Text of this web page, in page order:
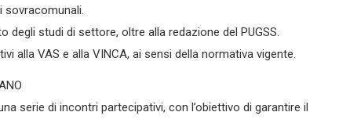
sovracomunali.
degli studi di settore, oltre alla redazione del PUGSS.
alla VAS e alla VINCA, ai sensi della normativa vigente.
serie di incontri partecipativi, con l’obiettivo di garantire il